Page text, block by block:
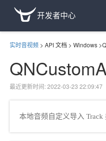
开发者中心
实时音视频 > API 文档 > Windows >
最近更新时间: 2022-03-23 22:09:47
本地音频自定义导入 Track